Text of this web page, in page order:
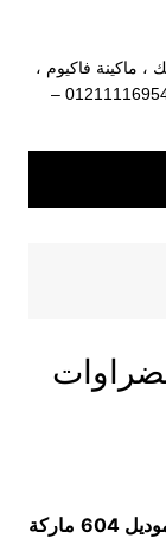
، ماكينة فاكيوم ،
ماكينة فاكيوم تغليف وسحب الهواء ، فاكيوم للبيع 01211116954 –
604
ماركة